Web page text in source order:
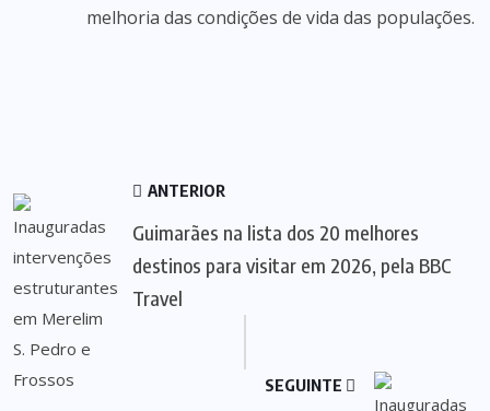
melhoria das condições de vida das populações.
ANTERIOR
Guimarães na lista dos 20 melhores
destinos para visitar em 2026, pela BBC
Travel
SEGUINTE